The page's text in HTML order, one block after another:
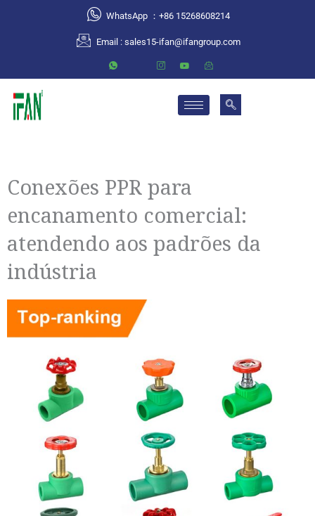
WhatsApp ：+86 15268608214
Email : sales15-ifan@ifangroup.com
Conexões PPR para
encanamento comercial:
atendendo aos padrões da
indústria